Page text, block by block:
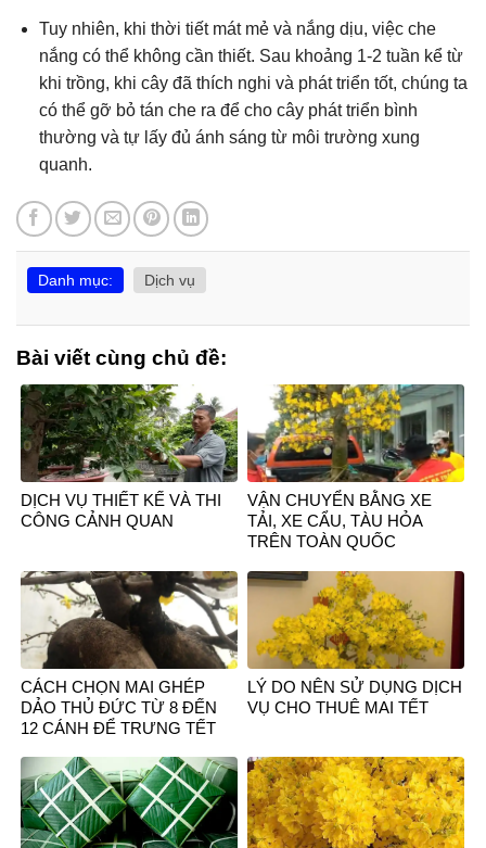
Tuy nhiên, khi thời tiết mát mẻ và nắng dịu, việc che
nắng có thể không cần thiết. Sau khoảng 1-2 tuần kể từ
khi trồng, khi cây đã thích nghi và phát triển tốt, chúng ta
có thể gỡ bỏ tán che ra để cho cây phát triển bình
thường và tự lấy đủ ánh sáng từ môi trường xung
quanh.
Danh mục: Dịch vụ
Bài viết cùng chủ đề:
DỊCH VỤ THIẾT KẾ VÀ THI
CÔNG CẢNH QUAN
VẬN CHUYỂN BẰNG XE
TẢI, XE CẨU, TÀU HỎA
TRÊN TOÀN QUỐC
CÁCH CHỌN MAI GHÉP
DẢO THỦ ĐỨC TỪ 8 ĐẾN
12 CÁNH ĐỂ TRƯNG TẾT
LÝ DO NÊN SỬ DỤNG DỊCH
VỤ CHO THUÊ MAI TẾT